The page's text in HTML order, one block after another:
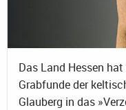
Das Land Hessen
Grabfunde der
Glauberg in das